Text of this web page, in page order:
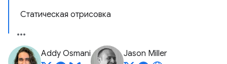
Статическая отрисовка
Addy Osmani Jason Miller